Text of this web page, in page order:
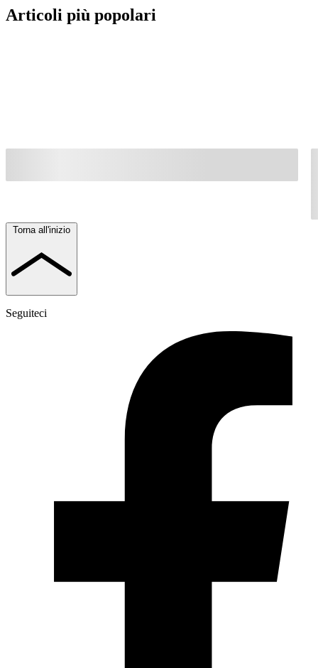
Articoli più popolari
Torna all'inizio
Seguiteci